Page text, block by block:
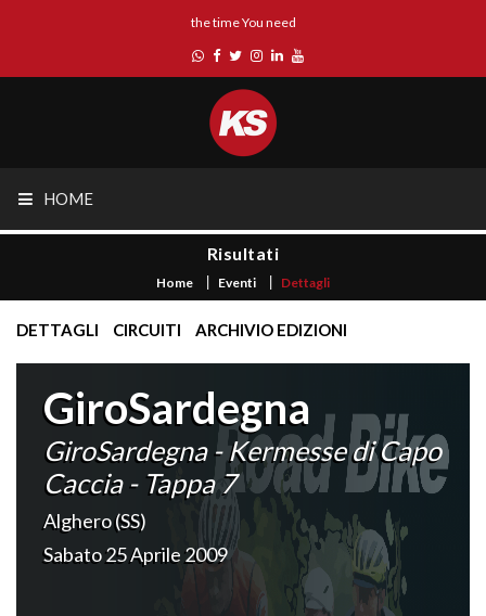
the time You need
HOME
Risultati
Home Eventi Dettagli
DETTAGLI CIRCUITI ARCHIVIO EDIZIONI
GiroSardegna
GiroSardegna - Kermesse di Capo
Caccia - Tappa 7
Alghero (SS)
Sabato 25 Aprile 2009